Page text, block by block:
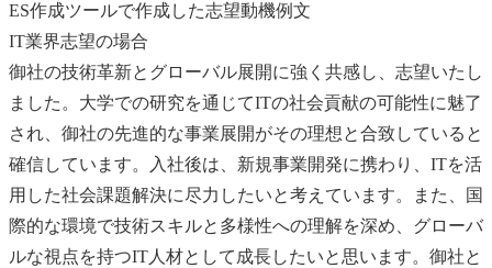
ES作成ツールで作成した志望動機例文
IT業界志望の場合
御社の技術革新とグローバル展開に強く共感し、志望いたし
ました。大学での研究を通じてITの社会貢献の可能性に魅了
され、御社の先進的な事業展開がその理想と合致していると
確信しています。入社後は、新規事業開発に携わり、ITを活
用した社会課題解決に尽力したいと考えています。また、国
際的な環境で技術スキルと多様性への理解を深め、グローバ
ルな視点を持つIT人材として成長したいと思います。御社と